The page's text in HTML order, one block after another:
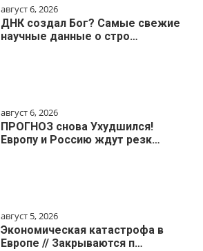
август 6, 2026
ДНК создал Бог? Самые свежие
научные данные о стро…
август 6, 2026
ПРОГНОЗ снова Ухудшился!
Европу и Россию ждут резк…
август 5, 2026
Экономическая катастрофа в
Европе // Закрываются п…